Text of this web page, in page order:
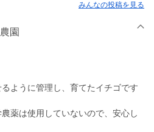
みんなの投稿を見る
園
ように管理し、育てたイチゴです
薬は使用していないので、安心し